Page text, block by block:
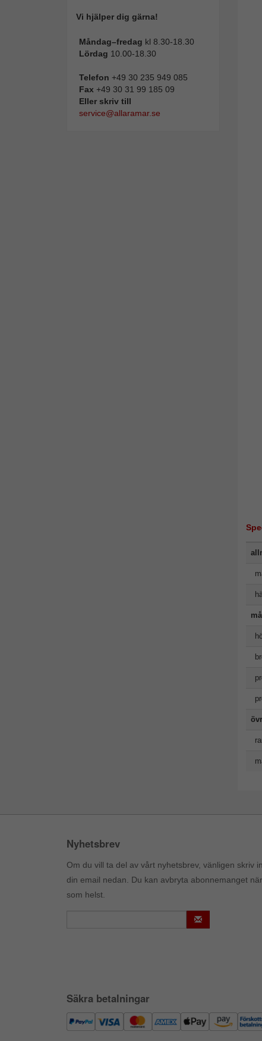
Vi hjälper dig gärna!
Måndag–fredag kl 8.30-18.30
Lördag 10.00-18.30
Telefon +49 30 235 949 085
Fax +49 30 31 99 185 09
Eller skriv till
service@allaramar.se
Nyhetsbrev
Om du vill ta del av vårt nyhetsbrev, vänligen skriv in
din email nedan. Du kan avbryta abonnemanget när
som helst.
Säkra betalningar